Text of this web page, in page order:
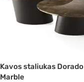
Kavos staliukas Dorado
Marble